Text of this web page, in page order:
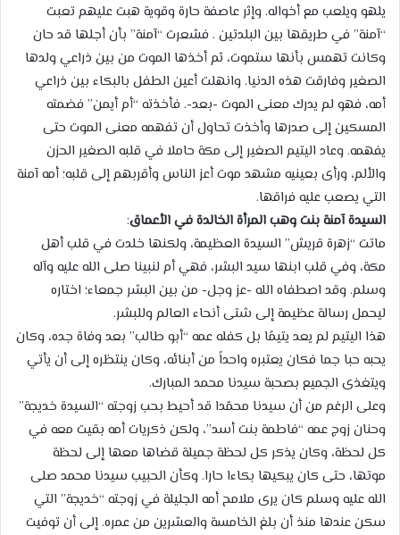
يلهو ويلعب مع أخواله. وإثر عاصفة حارة وقوية هبت عليهم تعبت
“آمنة” في طريقها بين البلدتين . فشعرت “آمنة” بأن أجلها قد حان
وكانت تهمس بأنها ستموت، ثم أخذها الموت من بين ذراعي ولدها
الصغير وفارقت هذه الدنيا. وانهلت أعين الطفل بالبكاء بين ذراعي
أمه، فهو لم يدرك معنى الموت -بعد-. فأخذته “أم أيمن” فضمته
المسكين إلى صدرها وأخذت تحاول أن تفهمه معنى الموت حتى
يفهمه. وعاد اليتيم الصغير إلى مكة حاملا في قلبه الصغير الحزن
والألم، ورأى بعينيه مشهد موت أعز الناس وأقربهم إلى قلبه؛ أمه آمنة
التي يصعب عليه فراقها.
السيدة آمنة بنت وهب المرأة الخالدة في الأعماق:
ماتت “زهرة قريش” السيدة العظيمة، ولكنها خلدت في قلب أهل
مكة، وفي قلب ابنها سيد البشر، فهي أم لنبينا صلى الله عليه وآله
وسلم. وقد اصطفاه الله -عز وجل- من بين البشر جمعاء؛ اختاره
ليحمل رسالة عظيمة إلى شتى أنحاء العالم وللبشر.
هذا اليتيم لم يعد يتيمًا بل كفله عمه “أبو طالب” بعد وفاة جده، وكان
يحبه حبا جما فكان يعتبره واحداً من أبنائه، وكان ينتظره إلى أن يأتي
ويتغذى الجميع بصحبة سيدنا محمد المبارك.
وعلى الرغم من أن سيدنا محمّدا قد أحيط بحب زوجته “السيدة خديجة”
وحنان زوج عمه “فاطمة بنت أسد”، ولكن ذكريات أمه بقيت معه في
كل لحظة، وكان يذكر كل لحظة جميلة قضاها معها إلى لحظة
موتها، حتى كان يبكيها بكاءا حارا. وكأن الحبيب سيدنا محمد صلى
الله عليه وسلم كان يرى ملامح أمه الجليلة في زوجته “خديجة” التي
سكن عندها منذ أن بلغ الخامسة والعشرين من عمره. إلى أن توفيت